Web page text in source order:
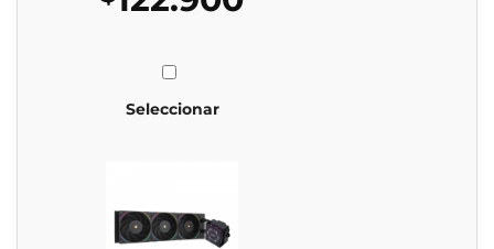
Seleccionar